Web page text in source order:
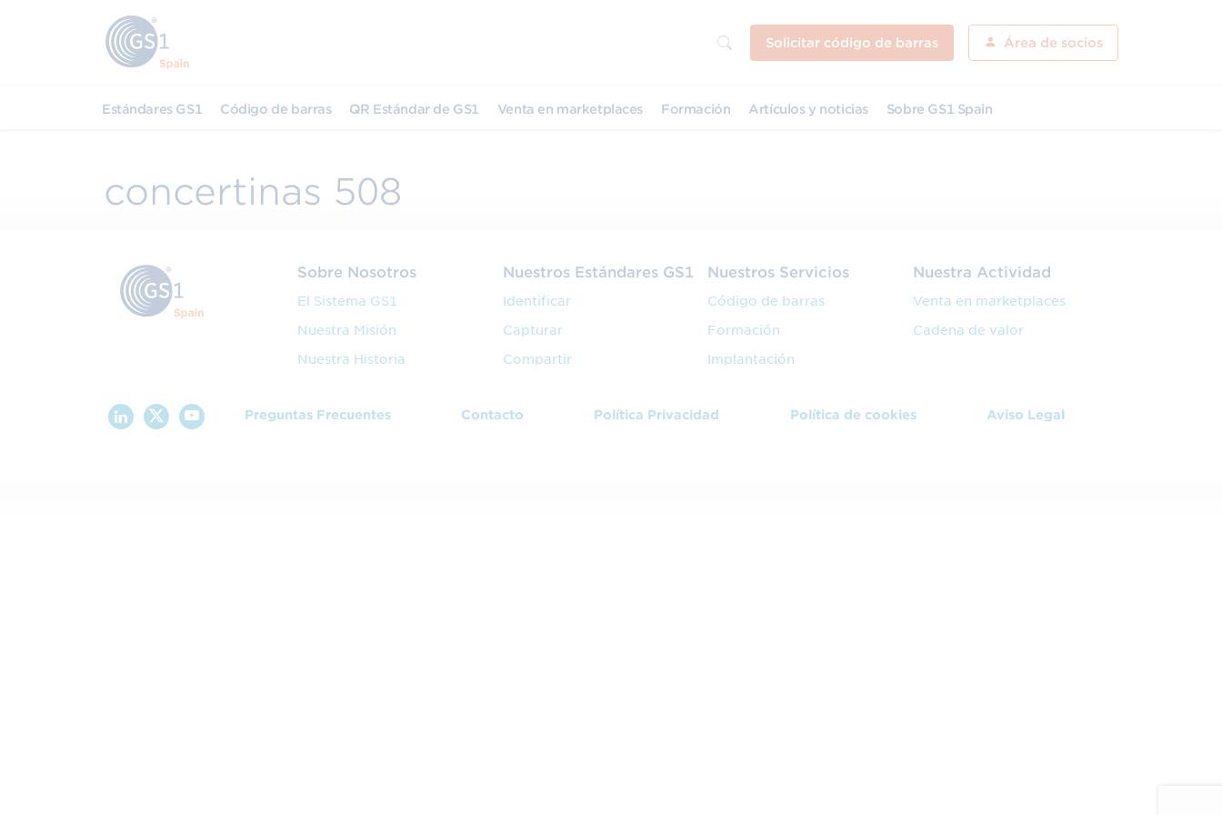
Solicitar código de barras Área de socios
Estándares GS1 Código de barras QR Estándar de GS1 Venta en marketplaces Formación Artículos y noticias Sobre GS1 Spain
concertinas 508
Sobre Nosotros
El Sistema GS1
Nuestra Misión
Nuestra Historia
Nuestros Estándares GS1
Identificar
Capturar
Compartir
Nuestros Servicios
Código de barras
Formación
Implantación
Nuestra Actividad
Venta en marketplaces
Cadena de valor
Preguntas Frecuentes Contacto Política Privacidad Política de cookies Aviso Legal